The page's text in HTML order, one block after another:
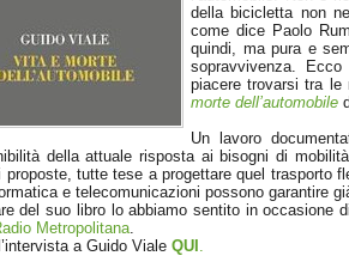
della bicicletta non
come dice Paolo
quindi, ma pura e
sopravvivenza.
piacere trovarsi tra le
morte dell’automobile
Un lavoro
della attuale risposta ai bisogni di
proposte, tutte tese a progettare quel trasporto
e telecomunicazioni possono garantire
del suo libro lo abbiamo sentito in occasione
Metropolitana.
l’intervista a Guido Viale QUI .